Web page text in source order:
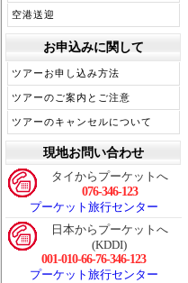
空港送迎
お申込みに関して
ツアーお申し込み方法
ツアーのご案内とご注意
ツアーのキャンセルについて
現地お問い合わせ
タイからプーケットへ
076-346-123
プーケット旅行センター
日本からプーケットへ
(KDDI)
001-010-66-76-346-123
プーケット旅行センター